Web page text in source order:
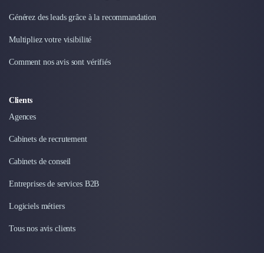
Générez des leads grâce à la recommandation
Multipliez votre visibilité
Comment nos avis sont vérifiés
Clients
Agences
Cabinets de recrutement
Cabinets de conseil
Entreprises de services B2B
Logiciels métiers
Tous nos avis clients